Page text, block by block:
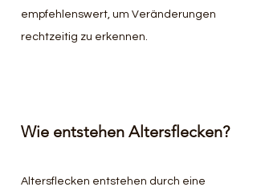
empfehlenswert, um Veränderungen
rechtzeitig zu erkennen.
Wie entstehen Altersflecken?
Altersflecken entstehen durch eine